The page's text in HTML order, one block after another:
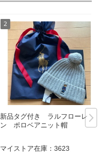
新品タグ付き ラルフローレ
ン ポロベアニット帽
マイストア在庫： 3623